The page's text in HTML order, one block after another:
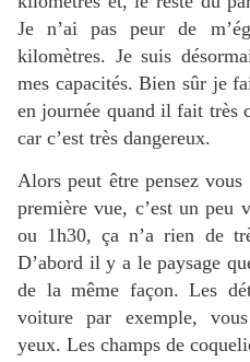
Je n’ai pas peur de
kilomètres. Je suis
mes capacités. Bien sûr je
en journée quand il fait très
car c’est très dangereux.
Alors peut être pensez
première vue, c’est un peu
ou 1h30, ça n’a rien de
D’abord il y a le paysage
de la même façon. Les
voiture par exemple,
yeux. Les champs de